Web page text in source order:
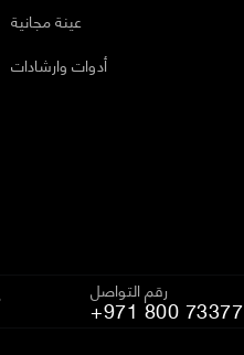
عينة مجانية
أدوات وارشادات
رقم التواصل
+971 800 73377